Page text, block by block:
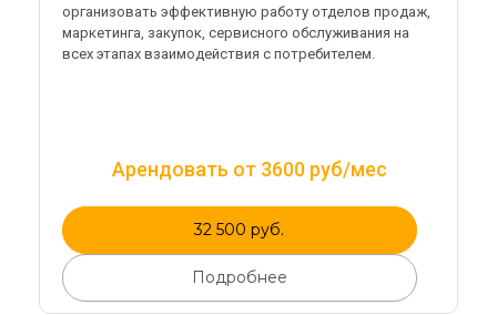
организовать эффективную работу отделов продаж,
маркетинга, закупок, сервисного обслуживания на
всех этапах взаимодействия с потребителем.
Арендовать от 3600 руб/мес
32 500 руб.
Подробнее